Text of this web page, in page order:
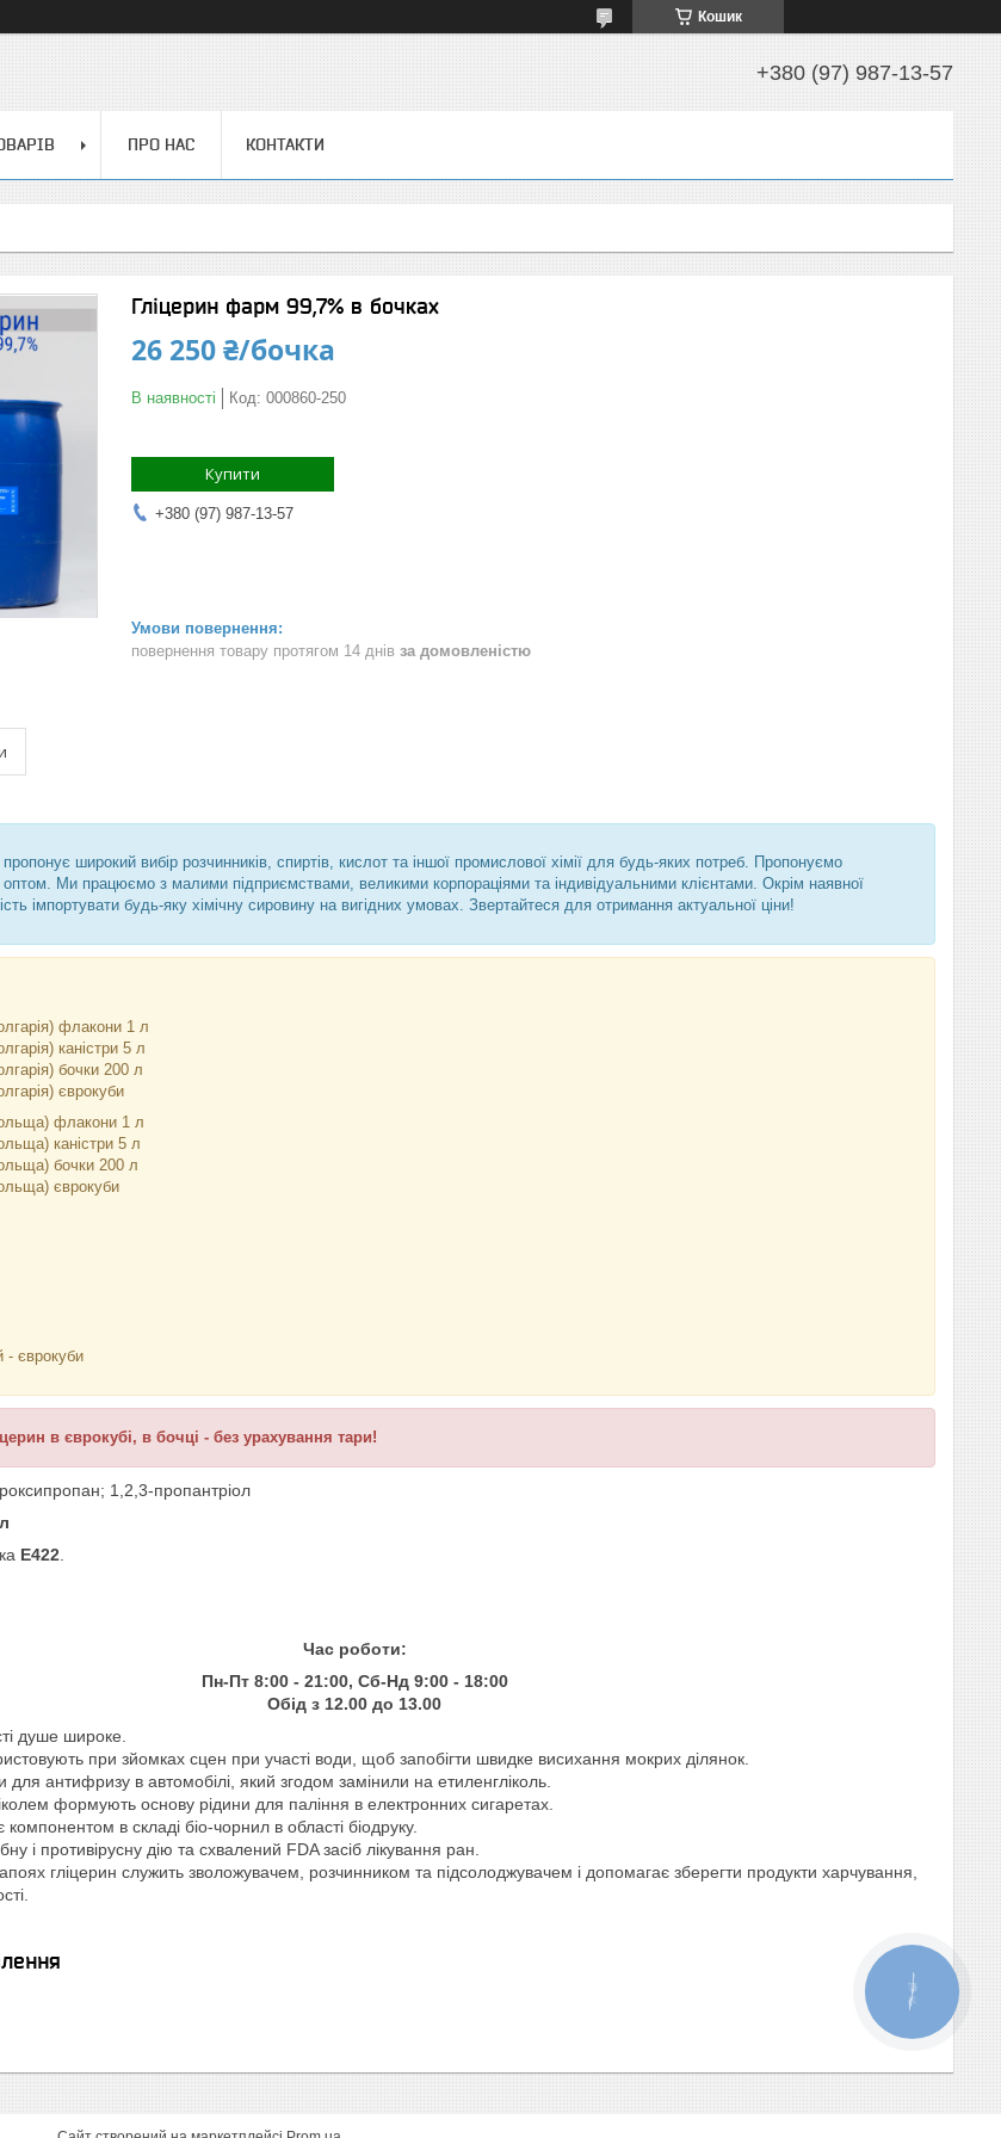
Кошик
+380 (97) 987-13-57
ПРО НАС КОНТАКТИ
Гліцерин фарм 99,7% в бочках
26 250 ₴/бочка
В наявності Код: 000860-250
Купити
+380 (97) 987-13-57
повернення товару протягом 14 днів за домовленістю
пропонує широкий вибір розчинників, спиртів, кислот та іншої промислової хімії для будь-яких потреб. Пропонуємо
оптом. Ми працюємо з малими підприємствами, великими корпораціями та індивідуальними клієнтами. Окрім наявної
імпортувати будь-яку хімічну сировину на вигідних умовах. Звертайтеся для отримання актуальної ціни!
флакони 1 л
каністри 5 л
бочки 200 л
єврокуби
флакони 1 л
каністри 5 л
бочки 200 л
єврокуби
- єврокуби
в єврокубі, в бочці - без урахування тари!
1,2,3-пропантріол
Е422
Час роботи:
Пн-Пт 8:00 - 21:00, Сб-Нд 9:00 - 18:00
Обід з 12.00 до 13.00
душе широке.
при зйомках сцен при участі води, щоб запобігти швидке висихання мокрих ділянок.
для антифризу в автомобілі, який згодом замінили на етиленгліколь.
формують основу рідини для паління в електронних сигаретах.
в складі біо-чорнил в області біодруку.
і противірусну дію та схвалений FDA засіб лікування ран.
гліцерин служить зволожувачем, розчинником та підсолоджувачем і допомагає зберегти продукти харчування,
КНОПКА
ЗВ'ЯЗКУ